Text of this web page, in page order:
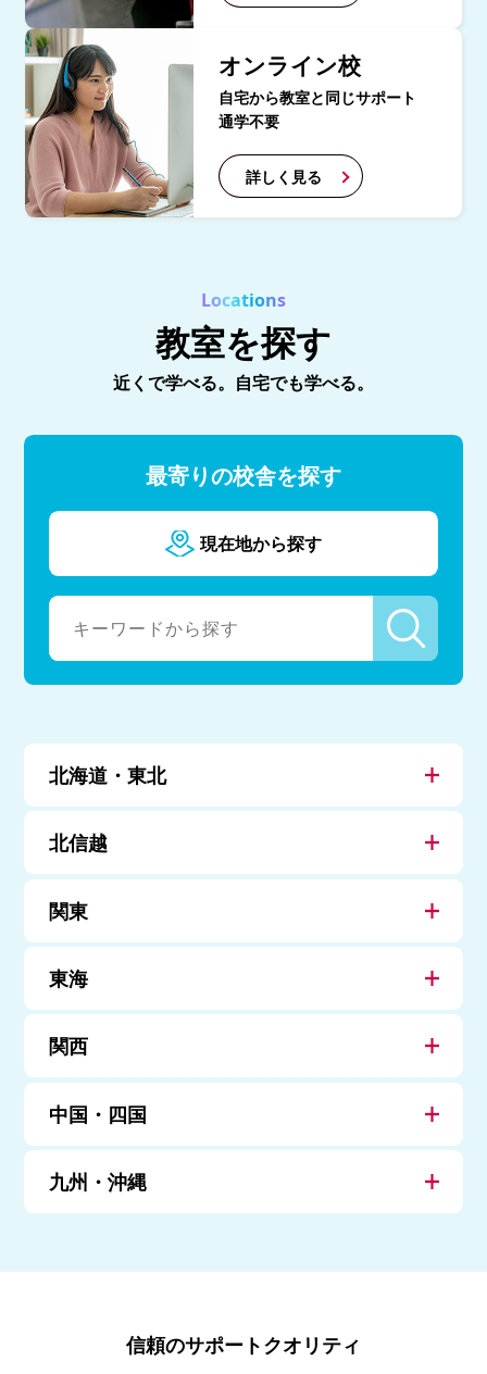
オンライン校
自宅から教室と同じサポート
通学不要
詳しく見る
Locations
教室を探す
近くで学べる。自宅でも学べる。
最寄りの校舎を探す
現在地から探す
北海道・東北
北信越
関東
東海
関西
中国・四国
九州・沖縄
信頼のサポートクオリティ